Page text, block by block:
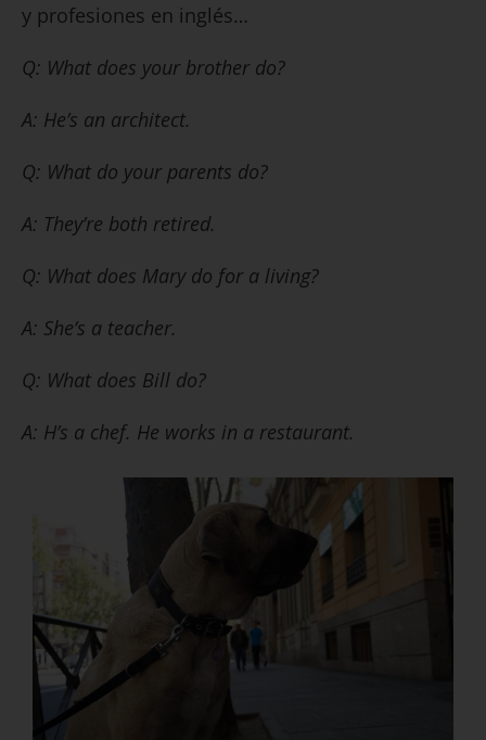
y profesiones en inglés…
Q: What does your brother do?
A: He’s an architect.
Q: What do your parents do?
A: They’re both retired.
Q: What does Mary do for a living?
A: She’s a teacher.
Q: What does Bill do?
A: H’s a chef. He works in a restaurant.